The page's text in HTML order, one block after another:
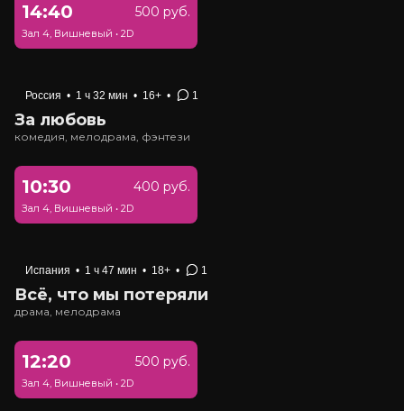
14:40 500 руб.
Зал 4, Вишневый • 2D
Россия • 1 ч 32 мин • 16+ • 1
За любовь
комедия, мелодрама, фэнтези
10:30 400 руб.
Зал 4, Вишневый • 2D
Испания • 1 ч 47 мин • 18+ • 1
Всё, что мы потеряли
драма, мелодрама
12:20 500 руб.
Зал 4, Вишневый • 2D